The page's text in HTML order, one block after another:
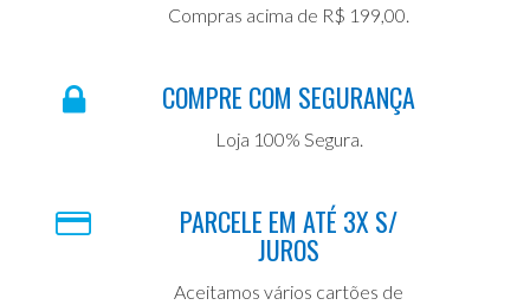
Compras acima de R$ 199,00.
COMPRE COM SEGURANÇA
Loja 100% Segura.
PARCELE EM ATÉ 3X S/
JUROS
Aceitamos vários cartões de